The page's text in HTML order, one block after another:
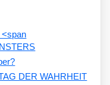
<span
DER WAHRHEIT